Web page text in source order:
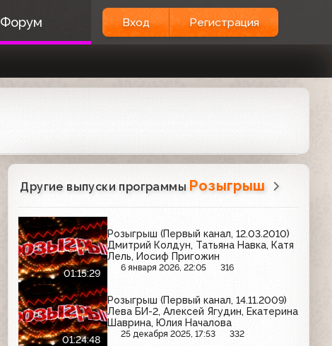
Форум Вход Регистрация
Другие выпуски программы Розыгрыш
01:15:29
Розыгрыш (Первый канал, 12.03.2010)
Дмитрий Колдун, Татьяна Навка, Катя
Лель, Иосиф Пригожин
6 января 2026, 22:05 316
01:24:48
Розыгрыш (Первый канал, 14.11.2009)
Лева БИ-2, Алексей Ягудин, Екатерина
Шаврина, Юлия Началова
25 декабря 2025, 17:53 332